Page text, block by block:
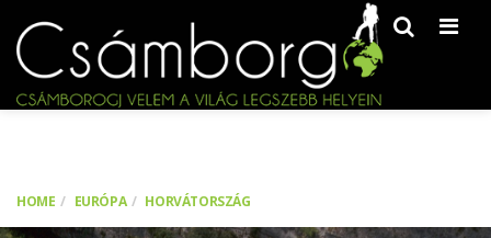
HOME EURÓPA HORVÁTORSZÁG